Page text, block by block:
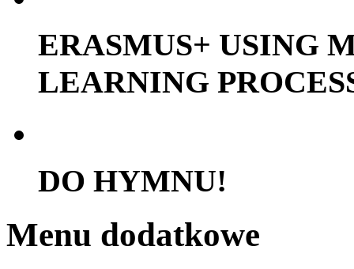
ERASMUS+ USING
LEARNING
DO HYMNU!
Menu dodatkowe